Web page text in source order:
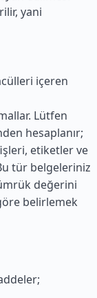
yani
içeren
Lütfen
hesaplanır;
etiketler ve
tür belgeleriniz
değerini
belirlemek